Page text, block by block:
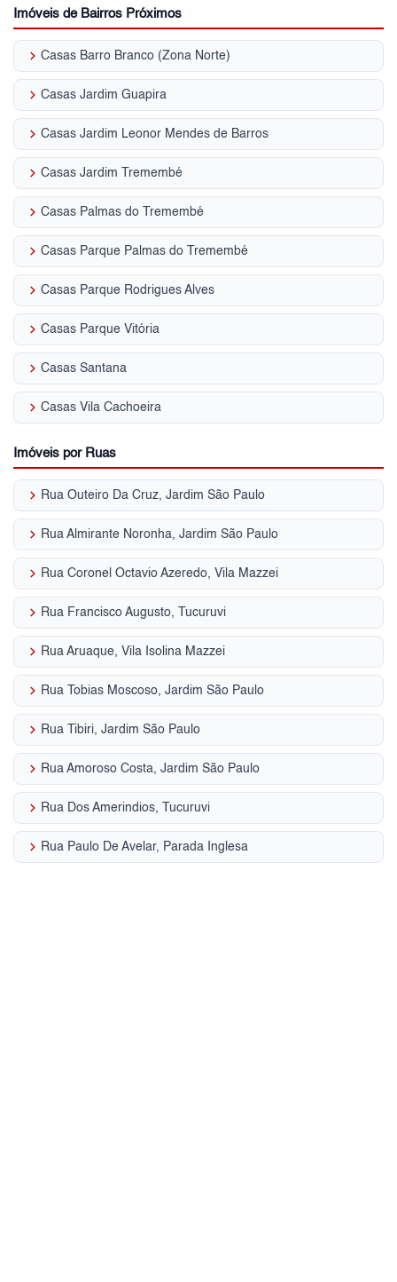
Imóveis de Bairros Próximos
keyboard_arrow_right Casas Barro Branco (Zona Norte)
keyboard_arrow_right Casas Jardim Guapira
keyboard_arrow_right Casas Jardim Leonor Mendes de Barros
keyboard_arrow_right Casas Jardim Tremembé
keyboard_arrow_right Casas Palmas do Tremembé
keyboard_arrow_right Casas Parque Palmas do Tremembé
keyboard_arrow_right Casas Parque Rodrigues Alves
keyboard_arrow_right Casas Parque Vitória
keyboard_arrow_right Casas Santana
keyboard_arrow_right Casas Vila Cachoeira
Imóveis por Ruas
keyboard_arrow_right Rua Outeiro Da Cruz, Jardim São Paulo
keyboard_arrow_right Rua Almirante Noronha, Jardim São Paulo
keyboard_arrow_right Rua Coronel Octavio Azeredo, Vila Mazzei
keyboard_arrow_right Rua Francisco Augusto, Tucuruvi
keyboard_arrow_right Rua Aruaque, Vila Isolina Mazzei
keyboard_arrow_right Rua Tobias Moscoso, Jardim São Paulo
keyboard_arrow_right Rua Tibiri, Jardim São Paulo
keyboard_arrow_right Rua Amoroso Costa, Jardim São Paulo
keyboard_arrow_right Rua Dos Amerindios, Tucuruvi
keyboard_arrow_right Rua Paulo De Avelar, Parada Inglesa